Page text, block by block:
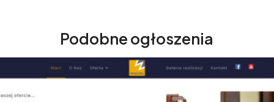
Podobne ogłoszenia